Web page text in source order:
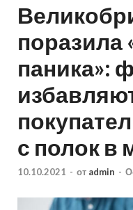
поразила
паника»:
с полок в
10.10.2021 - от admin -